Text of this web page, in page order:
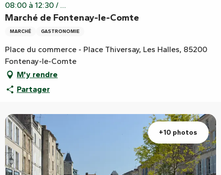
08:00 à 12:30 / ...
Marché de Fontenay-le-Comte
MARCHÉ GASTRONOMIE
Place du commerce - Place Thiversay, Les Halles, 85200
Fontenay-le-Comte
M'y rendre
Partager
+10 photos